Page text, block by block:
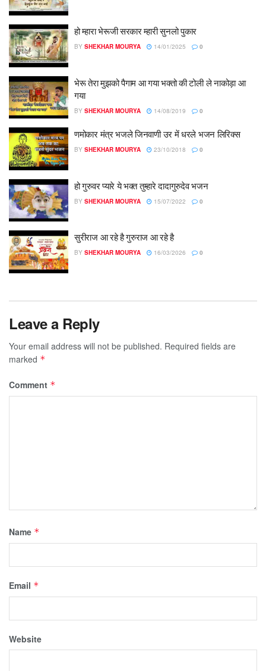
हो म्हारा भेरूजी सरकार म्हारी सुनलो पुकार
BY SHEKHAR MOURYA 14/01/2025 0
भेरू तेरा मुझको पैगाम आ गया भक्तो की टोली ले नाकोड़ा आ
गया
BY SHEKHAR MOURYA 14/08/2019 0
णमोकार मंत्र भजले जिनवाणी उर में धरले भजन लिरिक्स
BY SHEKHAR MOURYA 23/10/2018 0
हो गुरुवर प्यारे ये भक्त तुम्हारे दादागुरुदेव भजन
BY SHEKHAR MOURYA 15/07/2022 0
सुरीराज आ रहे है गुरुराज आ रहे है
BY SHEKHAR MOURYA 16/03/2026 0
Leave a Reply
Your email address will not be published. Required fields are
marked *
Comment *
Name *
Email *
Website